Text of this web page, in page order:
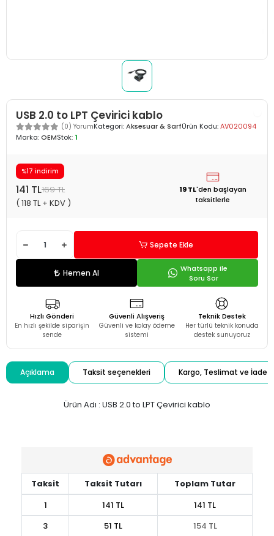
USB 2.0 to LPT Çevirici kablo
(0) YorumKategori:Aksesuar & SarfÜrün Kodu:AV020094
Marka:OEMStok: 1
%17 indirim
141 TL169 TL
( 118 TL + KDV )
19 TL'den başlayan
taksitlerle
Sepete Ekle
Hemen Al
Whatsapp ile
Soru Sor
Hızlı Gönderi
En hızlı şekilde siparişin
sende
Güvenli Alışveriş
Güvenli ve kolay ödeme
sistemi
Teknik Destek
Her türlü teknik konuda
destek sunuyoruz
Açıklama Taksit seçenekleri Kargo, Teslimat ve İade
Ürün Adı : USB 2.0 to LPT Çevirici kablo
Taksit Taksit Tutarı
Toplam Tutar
1
141 TL
141 TL
3
51 TL
154 TL